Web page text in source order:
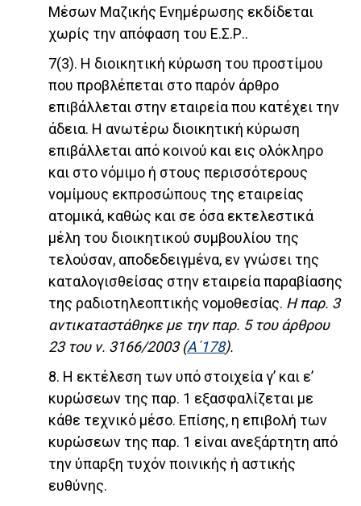
Μέσων Μαζικής Ενημέρωσης εκδίδεται
χωρίς την απόφαση του Ε.Σ.Ρ..
7(3). Η διοικητική κύρωση του προστίμου
που προβλέπεται στο παρόν άρθρο
επιβάλλεται στην εταιρεία που κατέχει την
άδεια. Η ανωτέρω διοικητική κύρωση
επιβάλλεται από κοινού και εις ολόκληρο
και στο νόμιμο ή στους περισσότερους
νομίμους εκπροσώπους της εταιρείας
ατομικά, καθώς και σε όσα εκτελεστικά
μέλη του διοικητικού συμβουλίου της
τελούσαν, αποδεδειγμένα, εν γνώσει της
καταλογισθείσας στην εταιρεία παραβίασης
της ραδιοτηλεοπτικής νομοθεσίας. Η παρ. 3
αντικαταστάθηκε με την παρ. 5 του άρθρου
23 του ν. 3166/2003 (Α΄178).
8. Η εκτέλεση των υπό στοιχεία γ’ και ε’
κυρώσεων της παρ. 1 εξασφαλίζεται με
κάθε τεχνικό μέσο. Επίσης, η επιβολή των
κυρώσεων της παρ. 1 είναι ανεξάρτητη από
την ύπαρξη τυχόν ποινικής ή αστικής
ευθύνης.